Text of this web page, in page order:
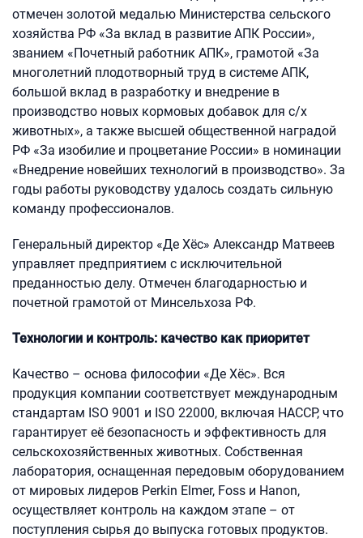
отмечен золотой медалью Министерства сельского
хозяйства РФ «За вклад в развитие АПК России»,
званием «Почетный работник АПК», грамотой «За
многолетний плодотворный труд в системе АПК,
большой вклад в разработку и внедрение в
производство новых кормовых добавок для с/х
животных», а также высшей общественной наградой
РФ «За изобилие и процветание России» в номинации
«Внедрение новейших технологий в производство». За
годы работы руководству удалось создать сильную
команду профессионалов.
Генеральный директор «Де Хёс» Александр Матвеев
управляет предприятием с исключительной
преданностью делу. Отмечен благодарностью и
почетной грамотой от Минсельхоза РФ.
Технологии и контроль: качество как приоритет
Качество – основа философии «Де Хёс». Вся
продукция компании соответствует международным
стандартам ISO 9001 и ISO 22000, включая НАССР, что
гарантирует её безопасность и эффективность для
сельскохозяйственных животных. Собственная
лаборатория, оснащенная передовым оборудованием
от мировых лидеров Perkin Elmer, Foss и Hanon,
осуществляет контроль на каждом этапе – от
поступления сырья до выпуска готовых продуктов.